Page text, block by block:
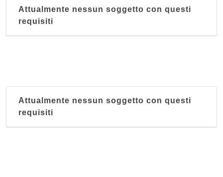
Attualmente nessun soggetto con questi
requisiti
Attualmente nessun soggetto con questi
requisiti